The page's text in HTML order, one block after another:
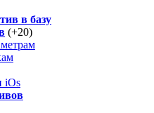
в базу
(+20)
iOs